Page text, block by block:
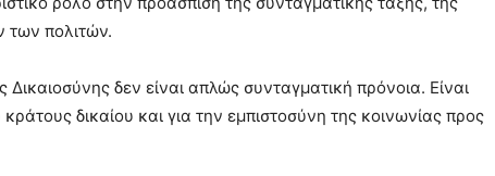
των πολιτών.
Δικαιοσύνης δεν είναι απλώς συνταγματική πρόνοια. Είναι
δικαίου και για την εμπιστοσύνη της κοινωνίας προς